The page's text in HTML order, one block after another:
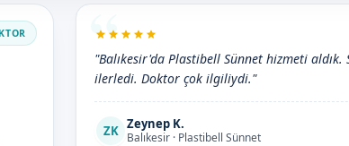
"Balıkesir'da Plastibell Sünnet hizmeti aldık.
ilerledi. Doktor çok ilgiliydi."
ZK Zeynep K.
Balıkesir · Plastibell Sünnet